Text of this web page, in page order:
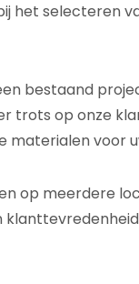
het selecteren
bestaand
trots op onze
materialen voor
op meerdere